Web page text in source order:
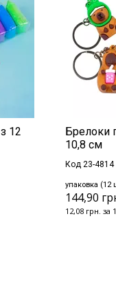
12
Брелоки
10,8 см
Код 23-4814
упаковка (12
144,90
12,08 грн. за